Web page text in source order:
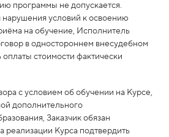
программы не допускается.
нарушения условий к освоению
на обучение, Исполнитель
в одностороннем внесудебном
стоимости фактически
с условием об обучении на Курсе,
дополнительного
Заказчик обязан
реализации Курса подтвердить